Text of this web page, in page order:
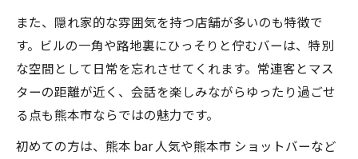
また、隠れ家的な雰囲気を持つ店舗が多いのも特徴で
す。ビルの一角や路地裏にひっそりと佇むバーは、特別
な空間として日常を忘れさせてくれます。常連客とマス
ターの距離が近く、会話を楽しみながらゆったり過ごせ
る点も熊本市ならではの魅力です。
初めての方は、熊本 bar 人気や熊本市 ショットバーなど